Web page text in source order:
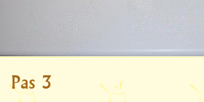
Pas 3